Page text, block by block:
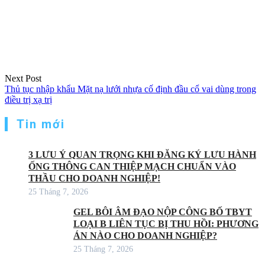
Next Post
Thủ tục nhập khẩu Mặt nạ lưới nhựa cố định đầu cổ vai dùng trong
điều trị xạ trị
Tin mới
3 LƯU Ý QUAN TRỌNG KHI ĐĂNG KÝ LƯU HÀNH
ỐNG THÔNG CAN THIỆP MẠCH CHUẨN VÀO
THẦU CHO DOANH NGHIỆP!
25 Tháng 7, 2026
GEL BÔI ÂM ĐẠO NỘP CÔNG BỐ TBYT
LOẠI B LIÊN TỤC BỊ THU HỒI: PHƯƠNG
ÁN NÀO CHO DOANH NGHIỆP?
25 Tháng 7, 2026